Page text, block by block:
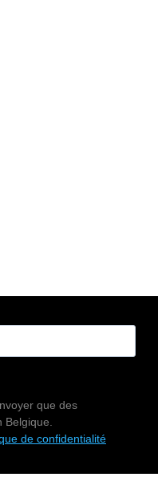
que des
de confidentialité